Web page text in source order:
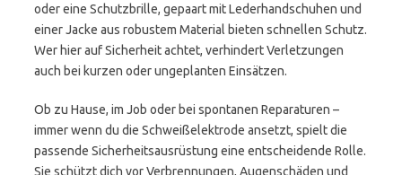
oder eine Schutzbrille, gepaart mit Lederhandschuhen und
einer Jacke aus robustem Material bieten schnellen Schutz.
Wer hier auf Sicherheit achtet, verhindert Verletzungen
auch bei kurzen oder ungeplanten Einsätzen.
Ob zu Hause, im Job oder bei spontanen Reparaturen –
immer wenn du die Schweißelektrode ansetzt, spielt die
passende Sicherheitsausrüstung eine entscheidende Rolle.
Sie schützt dich vor Verbrennungen, Augenschäden und